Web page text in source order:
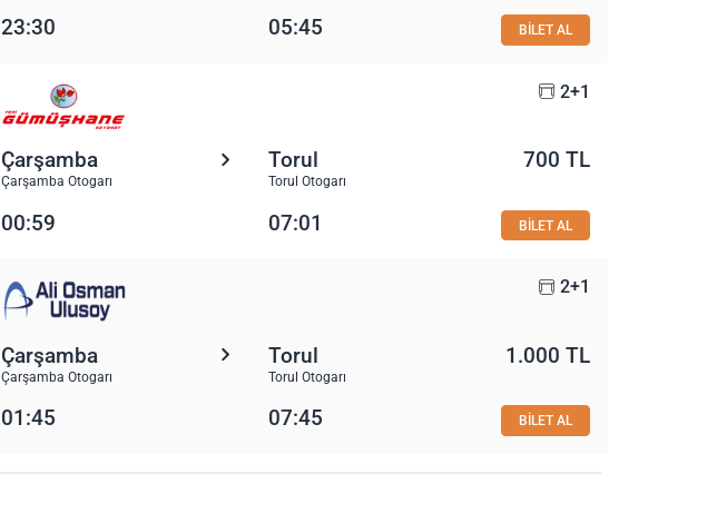
23:30 05:45 BİLET AL
2+1
Çarşamba
Çarşamba Otogarı
Torul
Torul Otogarı
700 TL
00:59 07:01 BİLET AL
2+1
Çarşamba
Çarşamba Otogarı
Torul
Torul Otogarı
1.000 TL
01:45 07:45 BİLET AL